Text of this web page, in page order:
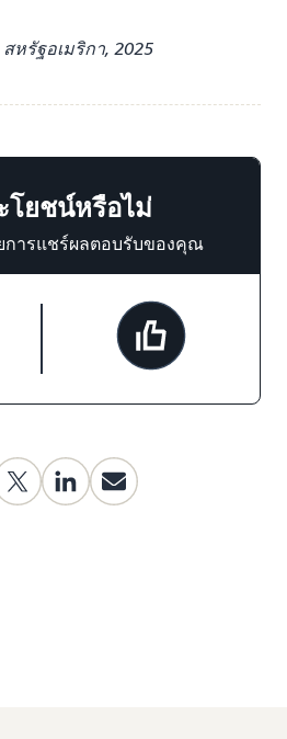
รัฐอเมริกา, 2025
โยชน์หรือไม่
การแชร์ผลตอบรับของคุณ